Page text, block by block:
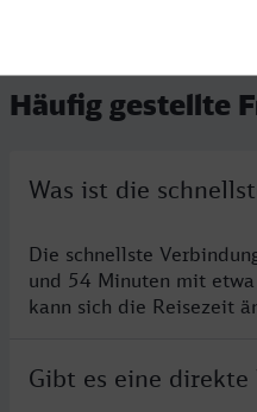
Häufig gestellte
Was ist die
Die schnellste
und 54 Minuten mit etwa
kann sich die Reisezeit
Gibt es eine direkte